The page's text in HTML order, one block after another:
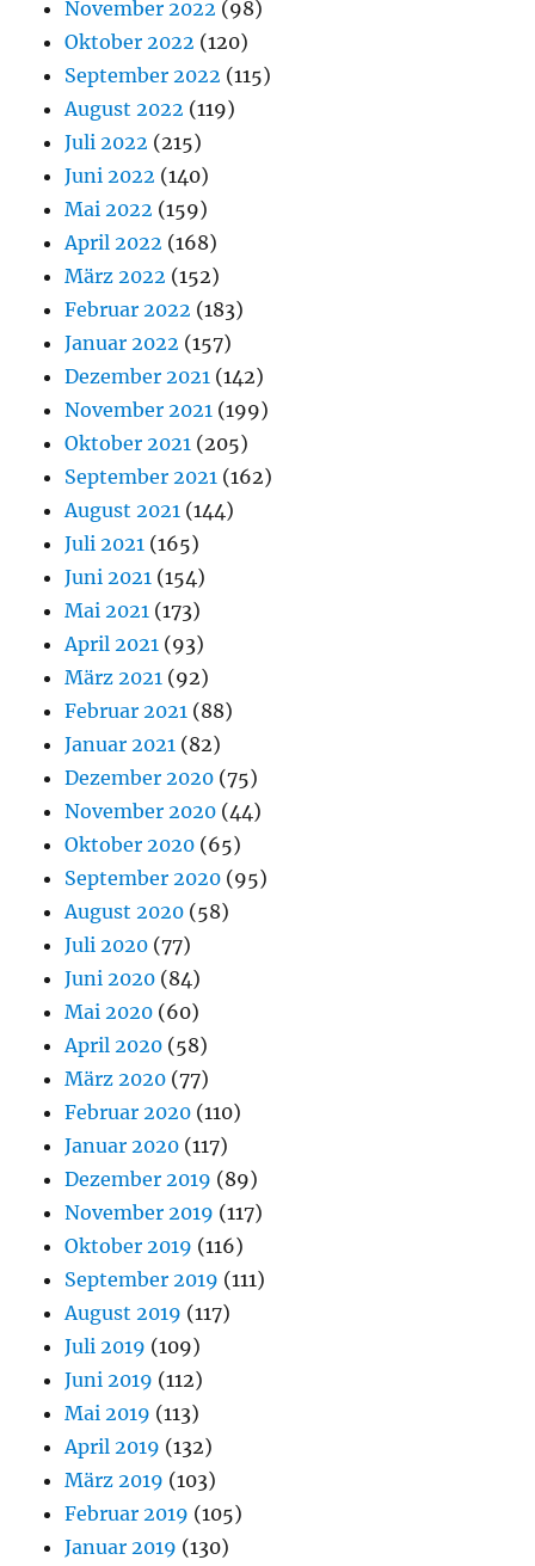
November 2022 (98)
Oktober 2022 (120)
September 2022 (115)
August 2022 (119)
Juli 2022 (215)
Juni 2022 (140)
Mai 2022 (159)
April 2022 (168)
März 2022 (152)
Februar 2022 (183)
Januar 2022 (157)
Dezember 2021 (142)
November 2021 (199)
Oktober 2021 (205)
September 2021 (162)
August 2021 (144)
Juli 2021 (165)
Juni 2021 (154)
Mai 2021 (173)
April 2021 (93)
März 2021 (92)
Februar 2021 (88)
Januar 2021 (82)
Dezember 2020 (75)
November 2020 (44)
Oktober 2020 (65)
September 2020 (95)
August 2020 (58)
Juli 2020 (77)
Juni 2020 (84)
Mai 2020 (60)
April 2020 (58)
März 2020 (77)
Februar 2020 (110)
Januar 2020 (117)
Dezember 2019 (89)
November 2019 (117)
Oktober 2019 (116)
September 2019 (111)
August 2019 (117)
Juli 2019 (109)
Juni 2019 (112)
Mai 2019 (113)
April 2019 (132)
März 2019 (103)
Februar 2019 (105)
Januar 2019 (130)